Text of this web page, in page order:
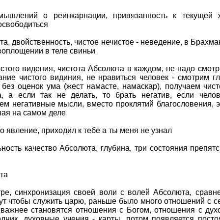
о реинкарнации, привязанность к текущей
двойственность, чистое нечистое - неведение, в
в теле свиньи
видения, чистота Абсолюта в каждом, не надо
чистого видиния, не нравиться человек - смотрим
без оценок ума (жест намасте, намаскар), получаем
а если так не делать, то брать негатив, если
негативные мысли, вместо проклятий благословения,
на самом деле
явление, приходил к тебе а ты меня не узнал
качество Абсолюта, глубина, три состояния
синхронизация своей воли с волей Абсолюта,
чтобы служить царю, раньше было много отношений с
становятся отношения с Богом, отношения с